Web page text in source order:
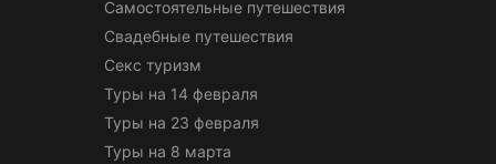
Самостоятельные путешествия
Свадебные путешествия
Секс туризм
Туры на 14 февраля
Туры на 23 февраля
Туры на 8 марта